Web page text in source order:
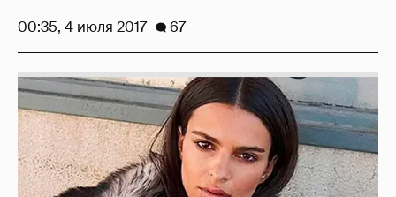
00:35, 4 июля 2017 67